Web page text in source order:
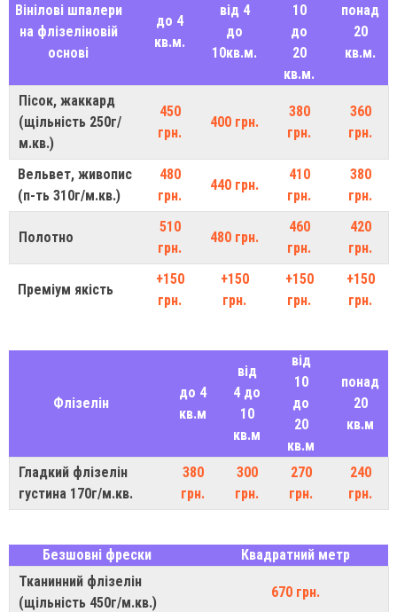
Вінілові шпалери
на флізеліновій
основі
до 4
кв.м.
від 4
до
10кв.м.
10
до
20
кв.м.
понад
20
кв.м.
Пісок, жаккард
(щільність 250г/
м.кв.)
450
грн.
400 грн.
380
грн.
360
грн.
Вельвет, живопис
(п-ть 310г/м.кв.)
480
грн.
440 грн.
410
грн.
380
грн.
Полотно
510
грн.
480 грн.
460
грн.
420
грн.
Преміум якість
+150
грн.
+150
грн.
+150
грн.
+150
грн.
Флізелін
до 4
кв.м
від
4 до
10
кв.м
від
10
до
20
кв.м
понад
20
кв.м
Гладкий флізелін
густина 170г/м.кв.
380
грн.
300
грн.
270
грн.
240
грн.
Безшовні фрески
Квадратний метр
Тканинний флізелін
(щільність 450г/м.кв.)
670 грн.